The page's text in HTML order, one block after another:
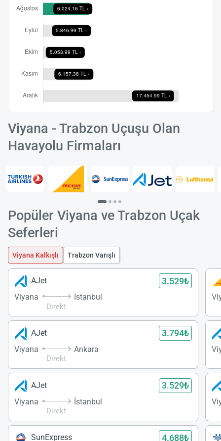
Viyana - Trabzon Uçuşu Olan
Havayolu Firmaları
Popüler Viyana ve Trabzon Uçak
Seferleri
Viyana Kalkışlı Trabzon Varışlı
AJet 3.529₺
Viyana
Direkt
İstanbul
AJet 3.794₺
Viyana
Direkt
Ankara
AJet 3.529₺
Viyana
Direkt
İstanbul
SunExpress 4.688₺